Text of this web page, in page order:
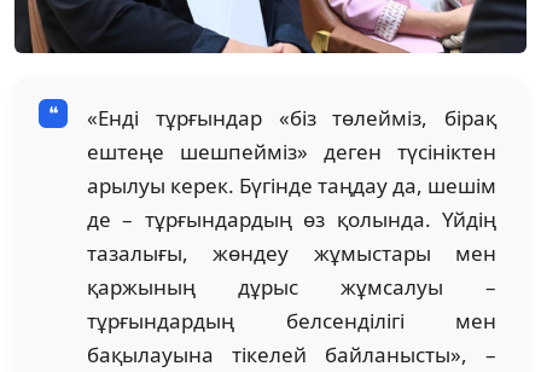
«Енді тұрғындар «біз төлейміз, бірақ
ештеңе шешпейміз» деген түсініктен
арылуы керек. Бүгінде таңдау да, шешім
де – тұрғындардың өз қолында. Үйдің
тазалығы, жөндеу жұмыстары мен
қаржының дұрыс жұмсалуы –
тұрғындардың белсенділігі мен
бақылауына тікелей байланысты», –